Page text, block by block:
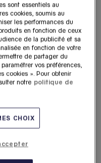
- Galeries
Lafayette
sont essentiels au
cookies, soumis au
les performances du
en fonction de ceux
de la publicité et sa
en fonction de votre
de partager du
vos préférences,
cookies ». Pour obtenir
notre politique de
CHOIX